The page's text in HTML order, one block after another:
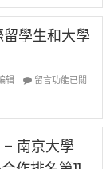
先
得〉
改
1B
(lottery)
中
24
日
(周
哈
佛
师
费
英
學生和大學
辑
在
的
兩
年
留言功能已關
南京大學